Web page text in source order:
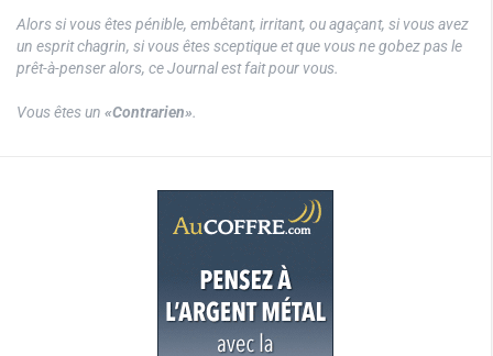
Alors si vous êtes pénible, embêtant, irritant, ou agaçant, si vous avez
un esprit chagrin, si vous êtes sceptique et que vous ne gobez pas le
prêt-à-penser alors, ce Journal est fait pour vous.
Vous êtes un «Contrarien».